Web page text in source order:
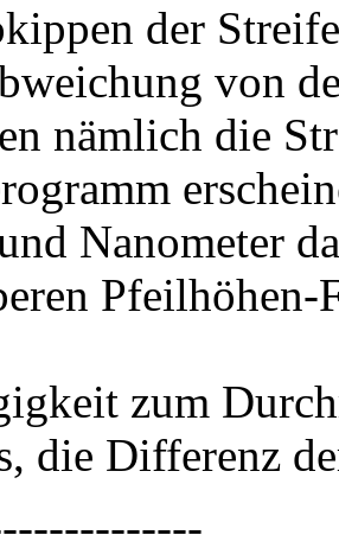
der
von
nämlich die
Nanometer
zum
die Differenz